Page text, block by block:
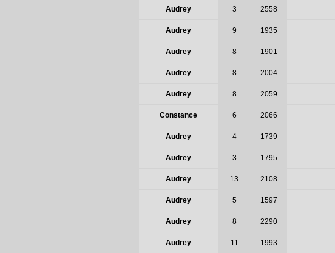
Audrey 3 2558
Audrey 9 1935
Audrey 8 1901
Audrey 8 2004
Audrey 8 2059
Constance 6 2066
Audrey 4 1739
Audrey 3 1795
Audrey 13 2108
Audrey 5 1597
Audrey 8 2290
Audrey 11 1993